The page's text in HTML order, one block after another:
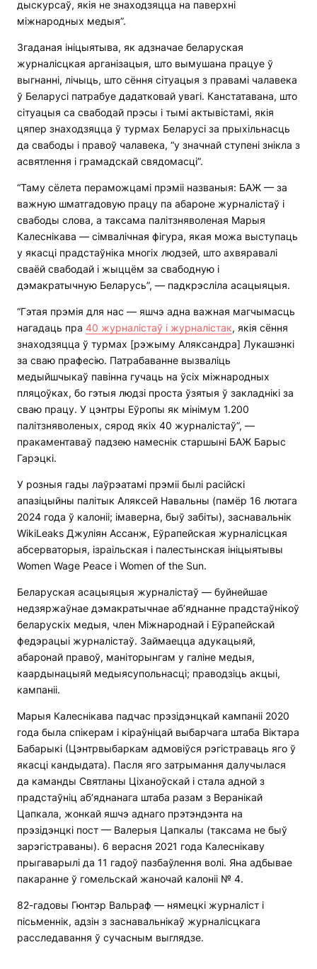
дыскурсаў, якія не знаходзяцца на паверхні
міжнародных медыя”.
Згаданая ініцыятыва, як адзначае беларуская
журналісцкая арганізацыя, што вымушана працуе ў
выгнанні, лічыць, што сёння сітуацыя з правамі чалавека
ў Беларусі патрабуе дадатковай увагі. Канстатавана, што
сітуацыя са свабодай прэсы і тымі актывістамі, якія
цяпер знаходзяцца ў турмах Беларусі за прыхільнасць
да свабоды і правоў чалавека, “у значнай ступені знікла з
асвятлення і грамадскай свядомасці”.
“Таму сёлета пераможцамі прэміі названыя: БАЖ — за
важную шматгадовую працу па абароне журналістаў і
свабоды слова, а таксама палітзняволеная Марыя
Калеснікава — сімвалічная фігура, якая можа выступаць
у якасці прадстаўніка многіх людзей, што ахвяравалі
сваёй свабодай і жыццём за свабодную і
дэмакратычную Беларусь”, — падкрэсліла асацыяцыя.
“Гэтая прэмія для нас — яшчэ адна важная магчымасць
нагадаць пра 40 журналістаў і журналістак, якія сёння
знаходзяцца ў турмах [рэжыму Аляксандра] Лукашэнкі
за сваю прафесію. Патрабаванне вызваліць
медыйшчыкаў павінна гучаць на ўсіх міжнародных
пляцоўках, бо гэтыя людзі проста ўзятыя ў закладнікі за
сваю працу. У цэнтры Еўропы як мінімум 1.200
палітзняволеных, сярод якіх 40 журналістаў”, —
пракаментаваў падзею намеснік старшыні БАЖ Барыс
Гарэцкі.
У розныя гады лаўрэатамі прэміі былі расійскі
апазіцыйны палітык Аляксей Навальны (памёр 16 лютага
2024 года ў калоніі; імаверна, быў забіты), заснавальнік
WikiLeaks Джуліян Ассанж, Еўрапейская журналісцкая
абсерваторыя, ізраільская і палестынская ініцыятывы
Women Wage Peace і Women of the Sun.
Беларуская асацыяцыя журналістаў — буйнейшае
недзяржаўнае дэмакратычнае аб’яднанне прадстаўнікоў
беларускіх медыя, член Міжнароднай і Еўрапейскай
федэрацыі журналістаў. Займаецца адукацыяй,
абаронай правоў, маніторынгам у галіне медыя,
каардынацыяй медыясупольнасці; праводзіць акцыі,
кампаніі.
Марыя Калеснікава падчас прэзідэнцкай кампаніі 2020
года была спікерам і кіраўніцай выбарчага штаба Віктара
Бабарыкі (Цэнтрвыбаркам адмовіўся рэгістраваць яго ў
якасці кандыдата). Пасля яго затрымання далучылася
да каманды Святланы Ціханоўскай і стала адной з
прадстаўніц аб’яднанага штаба разам з Веранікай
Цапкала, жонкай яшчэ аднаго прэтэндэнта на
прэзідэнцкі пост — Валерыя Цапкалы (таксама не быў
зарэгістраваны). 6 верасня 2021 года Калеснікаву
прыгаварылі да 11 гадоў пазбаўлення волі. Яна адбывае
пакаранне ў гомельскай жаночай калоніі № 4.
82-гадовы Гюнтэр Вальраф — нямецкі журналіст і
пісьменнік, адзін з заснавальнікаў журналісцкага
расследавання ў сучасным выглядзе.